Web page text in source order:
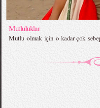
Mutluluklar
Mutlu olmak için o kadar çok